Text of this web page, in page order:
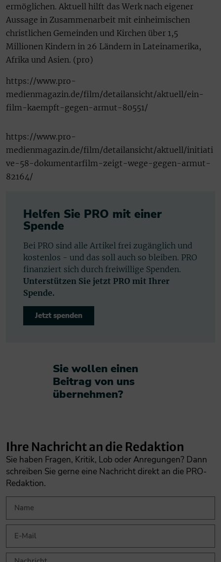
ermöglichen. Aktuell hilft das Werk nach eigener
Aussage in Zusammenarbeit mit einheimischen
christlichen Gemeinden und Kirchen über 1,5
Millionen Kindern in 26 Ländern in Lateinamerika,
Afrika und Asien. (pro)
https://www.pro-
medienmagazin.de/film/detailansicht/aktuell/ein-
film-kaempft-gegen-armut-80551/
https://www.pro-
medienmagazin.de/film/detailansicht/aktuell/initiati
ve-58-dokumentarfilm-zeigt-wege-gegen-armut-
82164/
Helfen Sie PRO mit einer
Spende
Bei PRO sind alle Artikel frei zugänglich und
kostenlos - und das soll auch so bleiben. PRO
finanziert sich durch freiwillige Spenden.
Unterstützen Sie jetzt PRO mit Ihrer
Spende.
Jetzt spenden
Sie wollen einen
Beitrag von uns
übernehmen?​
Ihre Nachricht an die Redaktion
Sie haben Fragen, Kritik, Lob oder Anregungen? Dann
schreiben Sie gerne eine Nachricht direkt an die PRO-
Redaktion.